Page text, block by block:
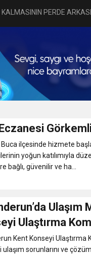
Bir Törenle Hizmete
EĞİTİME
Gül, Cumhuriyet,
ERTELENDİ
SGK TOPLANTI DUYURUSU
BAŞKAN EMRAH
GÖNÜLLERE
ilçesinde hizmete
yoğun katılımıyla
bağlı, güvenilir ve ha...
Ulaşım
Ulaştırma
Kent Konseyi Ulaştırma
sorunlarını ve